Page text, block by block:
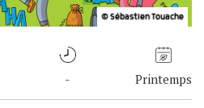
© Sébastien Touache
- Printemps